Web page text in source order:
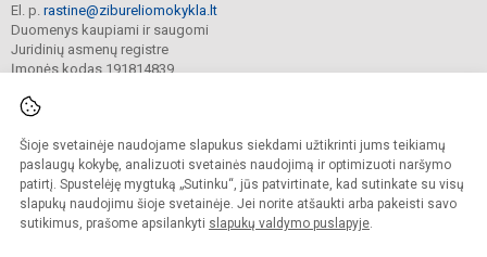
Šioje svetainėje naudojame slapukus siekdami užtikrinti jums teikiamų
paslaugų kokybę, analizuoti svetainės naudojimą ir optimizuoti naršymo
patirtį. Spustelėję mygtuką „Sutinku“, jūs patvirtinate, kad sutinkate su visų
slapukų naudojimu šioje svetainėje. Jei norite atšaukti arba pakeisti savo
sutikimus, prašome apsilankyti slapukų valdymo puslapyje.
El. p. rastine@zibureliomokykla.lt
Duomenys kaupiami ir saugomi
Juridinių asmenų registre
Įmonės kodas 191814839
© 2025. Mažeikių „Žiburėlio“ pradinė mokykla. Visos teisės saugomos.
Kopijuoti turinį be raštiško įstaigos administracijos sutikimo griežtai draudžiama.
Prieinamumo paraiška Slapukų valdymas
Sumanus būdas atnaujinti